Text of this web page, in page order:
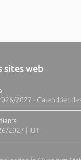
sites web
2027 - Calendrier
2027 | IUT